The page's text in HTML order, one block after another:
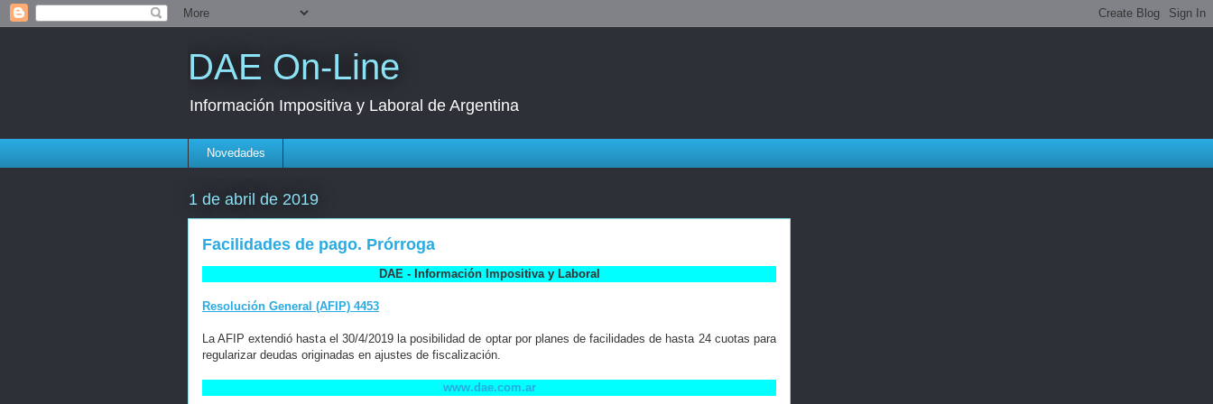
DAE On-Line
Información Impositiva y Laboral de Argentina
Novedades
1 de abril de 2019
Facilidades de pago. Prórroga
DAE - Información Impositiva y Laboral
Resolución General (AFIP) 4453
La AFIP extendió hasta el 30/4/2019 la posibilidad de optar por planes de facilidades de hasta 24 cuotas para
regularizar deudas originadas en ajustes de fiscalización.
www.dae.com.ar